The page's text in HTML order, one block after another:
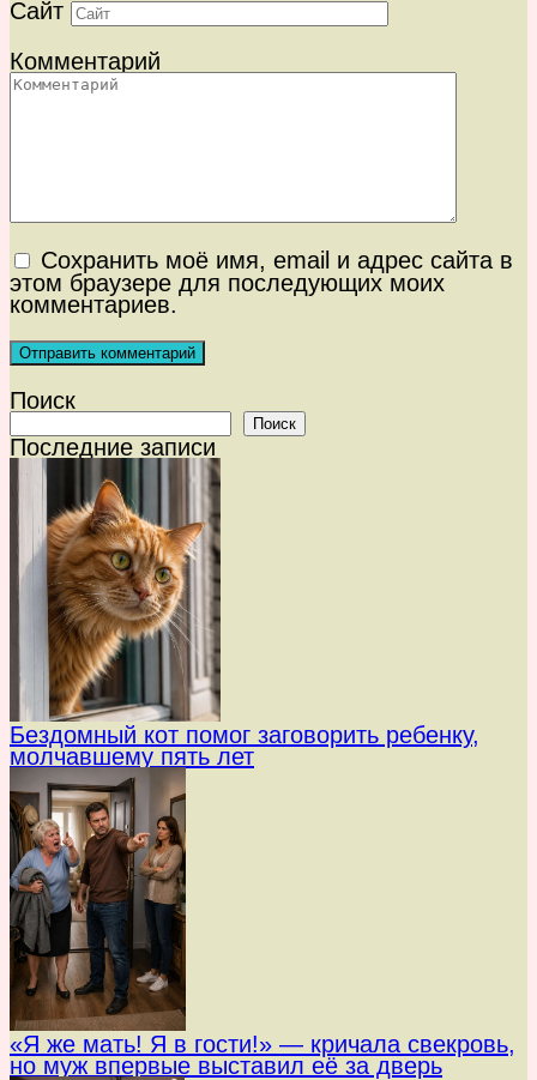
Сайт
Комментарий
Сохранить моё имя, email и адрес сайта в
этом браузере для последующих моих
комментариев.
Поиск
Поиск
Последние записи
Бездомный кот помог заговорить ребенку,
молчавшему пять лет
«Я же мать! Я в гости!» — кричала свекровь,
но муж впервые выставил её за дверь